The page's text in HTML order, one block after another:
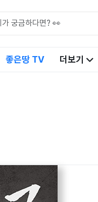
좋은땅 TV 더보기